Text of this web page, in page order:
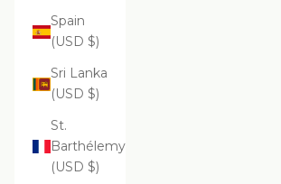
Spain
(USD $)
Sri Lanka
(USD $)
St.
Barthélemy
(USD $)